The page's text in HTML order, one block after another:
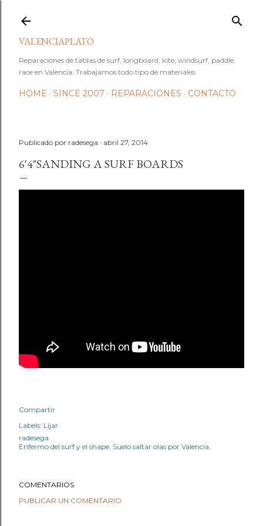
VALENCIAPLATO
Reparaciones de tablas de surf, longboard, kite, windsurf, paddle,
race en Valencia. Trabajamos todo tipo de materiales.
HOME SINCE 2007 REPARACIONES CONTACTO
Publicado por radesega abril 27, 2014
6'4"SANDING A SURF BOARDS
Compartir
Labels: Lijar
radesega
Enfermo del surf y el shape. Suelo saltar olas por Valencia.
COMENTARIOS
PUBLICAR UN COMENTARIO